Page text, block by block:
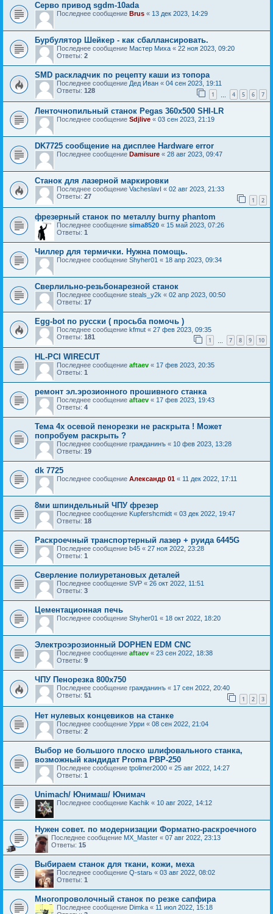
Серво привод sgdm-10ada
Последнее сообщение Brus « 13 дек 2023, 14:29
Бурбулятор Шейкер - как сбаллансировать.
Последнее сообщение Мастер Миха « 22 ноя 2023, 09:20
Ответы: 2
SMD раскладчик по рецепту каши из топора
Последнее сообщение Дед Иван « 04 сен 2023, 19:11
Ответы: 128 1 4 5 6 7
Ленточнопильный станок Pegas 360x500 SHI-LR
Последнее сообщение Sdjlive « 03 сен 2023, 21:19
DK7725 сообщение на дисплее Hardware error
Последнее сообщение Damisure « 28 авг 2023, 09:47
Станок для лазерной маркировки
Последнее сообщение VacheslavI « 02 авг 2023, 21:33
Ответы: 27 1 2
фрезерный станок по металлу burny phantom
Последнее сообщение sima8520 « 15 май 2023, 07:26
Ответы: 1
Чиллер для термички. Нужна помощь.
Последнее сообщение Shyher01 « 18 апр 2023, 09:34
Сверлильно-резьбонарезной станок
Последнее сообщение steals_y2k « 02 апр 2023, 00:50
Ответы: 17
Egg-bot по русски ( просьба помочь )
Последнее сообщение kfmut « 27 фев 2023, 09:35
Ответы: 181 1 7 8 9 10
HL-PCI WIRECUT
Последнее сообщение aftaev « 17 фев 2023, 20:35
Ответы: 1
ремонт эл.эрозионного прошивного станка
Последнее сообщение aftaev « 17 фев 2023, 19:43
Ответы: 4
Тема 4х осевой пенорезки не раскрыта ! Может
попробуем раскрыть ?
Последнее сообщение гражданинъ « 10 фев 2023, 13:28
Ответы: 19
dk 7725
Последнее сообщение Александр 01 « 11 дек 2022, 17:11
8ми шпиндельный ЧПУ фрезер
Последнее сообщение Kupfershcmidt « 03 дек 2022, 19:47
Ответы: 18
Раскроечный транспортерный лазер + руида 6445G
Последнее сообщение b45 « 27 ноя 2022, 23:28
Ответы: 1
Сверление полиуретановых деталей
Последнее сообщение SVP « 26 окт 2022, 11:51
Ответы: 3
Цементационная печь
Последнее сообщение Shyher01 « 18 окт 2022, 18:20
Электроэрозионный DOPHEN EDM CNC
Последнее сообщение aftaev « 23 сен 2022, 18:38
Ответы: 9
ЧПУ Пенорезка 800х750
Последнее сообщение гражданинъ « 17 сен 2022, 20:40
Ответы: 51 1 2 3
Нет нулевых концевиков на станке
Последнее сообщение Урри « 08 сен 2022, 21:04
Ответы: 2
Выбор не большого плоско шлифовального станка,
возможный кандидат Proma PBP-250
Последнее сообщение tpolimer2000 « 25 авг 2022, 14:27
Ответы: 1
Unimach/ Юнимаш/ Юнимач
Последнее сообщение Kachik « 10 авг 2022, 14:12
Нужен совет. по модернизации Форматно-раскроечного
Последнее сообщение MX_Master « 07 авг 2022, 23:13
Ответы: 15
Выбираем станок для ткани, кожи, меха
Последнее сообщение Q-starь « 03 авг 2022, 08:02
Ответы: 1
Многопроволочный станок по резке сапфира
Последнее сообщение Dimka « 11 июл 2022, 15:18